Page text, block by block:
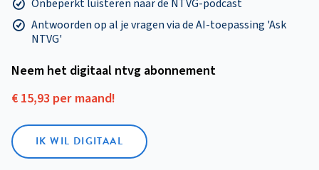
Onbeperkt luisteren naar de NTVG-podcast
Antwoorden op al je vragen via de AI-toepassing 'Ask
NTVG'
Neem het digitaal ntvg abonnement
€ 15,93 per maand!
IK WIL DIGITAAL